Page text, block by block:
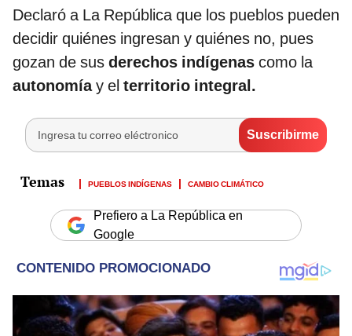
Declaró a La República que los pueblos pueden
decidir quiénes ingresan y quiénes no, pues
gozan de sus derechos indígenas como la
autonomíay el territorio integral.
PUEBLOS INDÍGENAS CAMBIO CLIMÁTICO
Prefiero a La República en
Google